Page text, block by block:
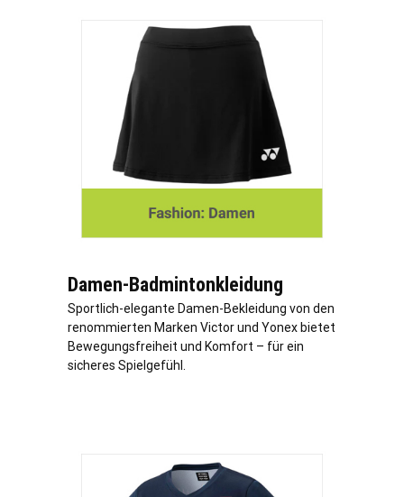
Damen-Badmintonkleidung
Sportlich-elegante Damen-Bekleidung von den
renommierten Marken Victor und Yonex bietet
Bewegungsfreiheit und Komfort – für ein
sicheres Spielgefühl.